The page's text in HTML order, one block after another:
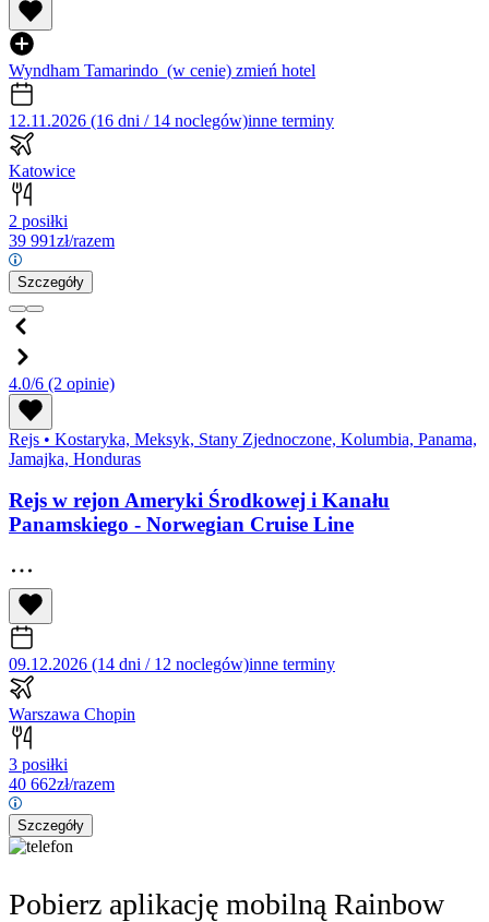
Wyndham Tamarindo (w cenie) zmień hotel
12.11.2026 (16 dni / 14 noclegów)inne terminy
Katowice
2 posiłki
39 991zł/razem
Szczegóły
4.0/6 (2 opinie)
Rejs • Kostaryka, Meksyk, Stany Zjednoczone, Kolumbia, Panama,
Jamajka, Honduras
Rejs w rejon Ameryki Środkowej i Kanału
Panamskiego - Norwegian Cruise Line
09.12.2026 (14 dni / 12 noclegów)inne terminy
Warszawa Chopin
3 posiłki
40 662zł/razem
Szczegóły
Pobierz aplikację mobilną Rainbow